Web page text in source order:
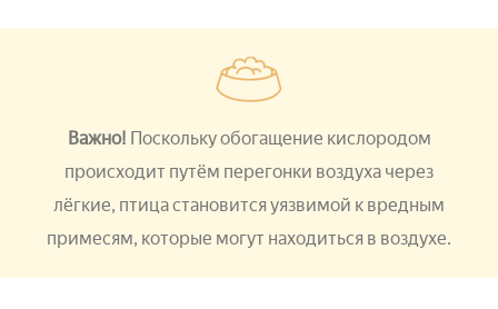
Важно! Поскольку обогащение кислородом
происходит путём перегонки воздуха через
лёгкие, птица становится уязвимой к вредным
примесям, которые могут находиться в воздухе.